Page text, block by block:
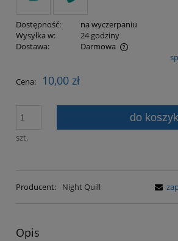
Dostępność:
na wyczerpaniu
Wysyłka w:
24 godziny
Dostawa:
Darmowa
Cena nie zawiera ewentualnych kosztów
Cena: 10,00 zł
szt.
do
Producent: Night Quill
Opis